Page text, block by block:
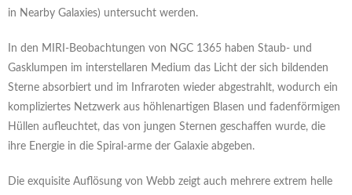
in Nearby Galaxies) untersucht werden.
In den MIRI-Beobachtungen von NGC 1365 haben Staub- und
Gasklumpen im interstellaren Medium das Licht der sich bildenden
Sterne absorbiert und im Infraroten wieder abgestrahlt, wodurch ein
kompliziertes Netzwerk aus höhlenartigen Blasen und fadenförmigen
Hüllen aufleuchtet, das von jungen Sternen geschaffen wurde, die
ihre Energie in die Spiral-arme der Galaxie abgeben.
Die exquisite Auflösung von Webb zeigt auch mehrere extrem helle